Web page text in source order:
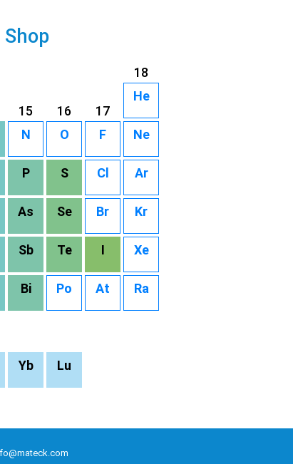
18
15 16 17
He
N O F Ne
P S Cl Ar
As Se Br Kr
Sb Te I Xe
Bi Po At Ra
Yb Lu